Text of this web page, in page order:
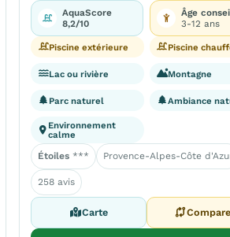
AquaScore
8,2/10
Âge
3-12 ans
Piscine extérieure Piscine
Lac ou rivière Montagne
Parc naturel Ambiance
Environnement
calme
Étoiles *** Provence-Alpes-Côte
258 avis
Carte